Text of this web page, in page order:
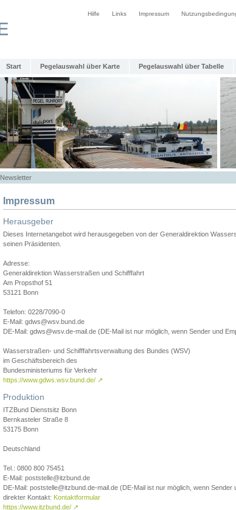
Hilfe Links Impressum
Start Pegelauswahl über Karte Pegelauswahl über Tabelle
Newsletter
Impressum
Herausgeber
Dieses Internetangebot wird herausgegeben von der Generaldirektion
seinen Präsidenten.
Adresse:
Generaldirektion Wasserstraßen und Schifffahrt
Am Propsthof 51
53121 Bonn
Telefon: 0228/7090-0
E-Mail: gdws@wsv.bund.de
DE-Mail: gdws@wsv.de-mail.de (DE-Mail ist nur möglich, wenn Sender und
Wasserstraßen- und Schifffahrtsverwaltung des Bundes (WSV)
im Geschäftsbereich des
Bundesministeriums für Verkehr
https://www.gdws.wsv.bund.de/ ↗
Produktion
ITZBund Dienstsitz Bonn
Bernkasteler Straße 8
53175 Bonn
Deutschland
Tel.: 0800 800 75451
E-Mail: poststelle@itzbund.de
DE-Mail: poststelle@itzbund.de-mail.de (DE-Mail ist nur möglich, wenn
direkter Kontakt: Kontaktformular
https://www.itzbund.de/ ↗